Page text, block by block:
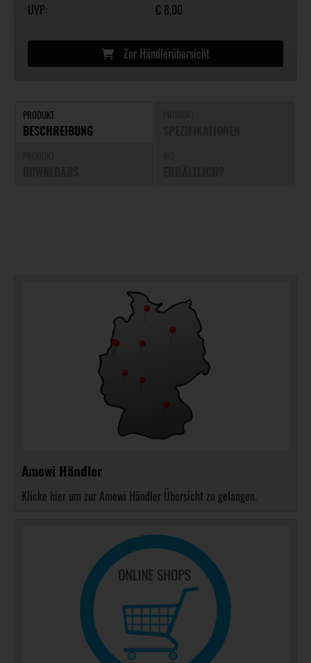
UVP: € 8,00
Zur Händlerübersicht
PRODUKT
BESCHREIBUNG
Amewi Händler
Klicke hier um zur Amewi Händler Übersicht zu gelangen.